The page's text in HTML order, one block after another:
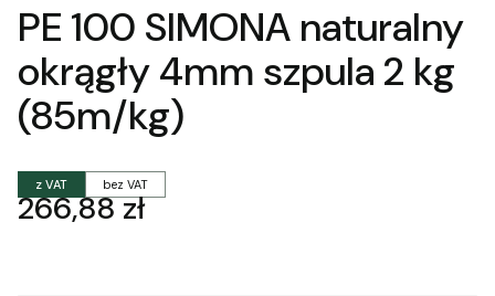
PE 100 SIMONA naturalny
okrągły 4mm szpula 2 kg
(85m/kg)
z VAT bez VAT
Cena
266,88 zł